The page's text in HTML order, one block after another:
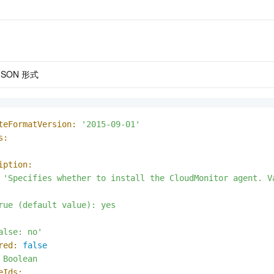
形式
'2015-09-01'
'Specifies whether to install the CloudMonitor agent.
(default value): yes
no'
false
Boolean